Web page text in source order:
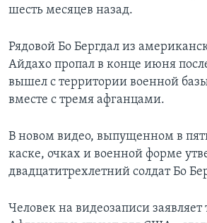
ДЕТАЛИ
АМЕРИКАНСКИЕ ГОРОДКИ
УЧИМ АНГЛИЙСКИЙ
ПОДПИСКА НА НОВОСТИ
Learning English
СОЦИАЛЬНЫЕ СЕТИ
шесть месяцев назад.
Рядовой Бо Бергдал из
Айдахо пропал в конце июня
вышел с территории военной
вместе с тремя афганцами.
В новом видео, выпущенном в
каске, очках и военной форме
двадцатитрехлетний солдат Бо
Человек на видеозаписи заявляет